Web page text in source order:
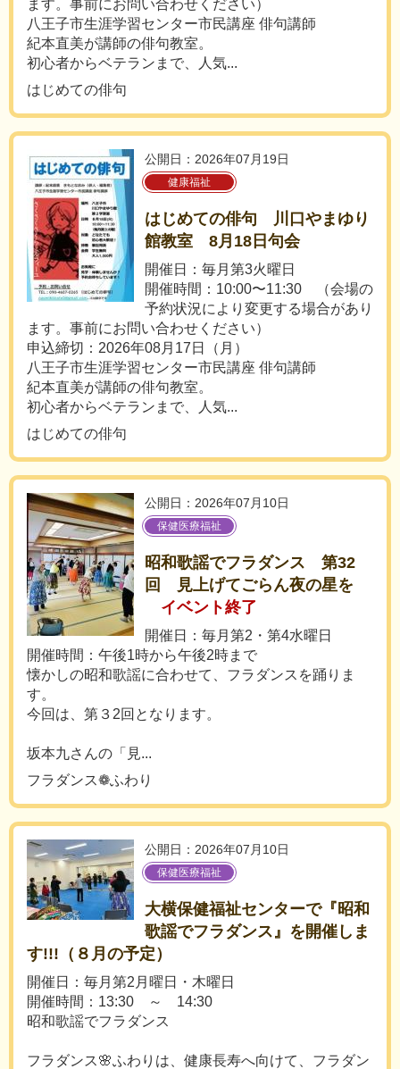
ます。事前にお問い合わせください）
八王子市生涯学習センター市民講座 俳句講師
紀本直美が講師の俳句教室。
初心者からベテランまで、人気...
はじめての俳句
公開日：2026年07月19日
健康福祉
はじめての俳句 川口やまゆり
館教室 8月18日句会
開催日：毎月第3火曜日
開催時間：10:00〜11:30 （会場の
予約状況により変更する場合があり
ます。事前にお問い合わせください）
申込締切：2026年08月17日（月）
八王子市生涯学習センター市民講座 俳句講師
紀本直美が講師の俳句教室。
初心者からベテランまで、人気...
はじめての俳句
公開日：2026年07月10日
保健医療福祉
昭和歌謡でフラダンス 第32
回 見上げてごらん夜の星を
イベント終了
開催日：毎月第2・第4水曜日
開催時間：午後1時から午後2時まで
懐かしの昭和歌謡に合わせて、フラダンスを踊りま
す。
今回は、第３2回となります。
坂本九さんの「見...
フラダンス❁ふわり
公開日：2026年07月10日
保健医療福祉
大横保健福祉センターで『昭和
歌謡でフラダンス』を開催しま
す!!!（８月の予定）
開催日：毎月第2月曜日・木曜日
開催時間：13:30 ～ 14:30
昭和歌謡でフラダンス
フラダンス🌸ふわりは、健康長寿へ向けて、フラダン